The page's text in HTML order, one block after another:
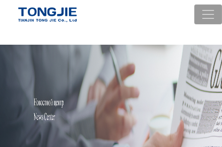
высокого
давления
Узнать
больше
Тунцзе
Технология
Узнать
больше
больше
Tongjie
Узнать
больше